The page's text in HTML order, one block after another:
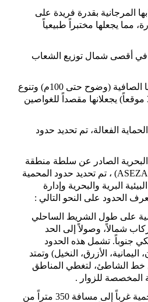
المرجانية بقدرة فريدة على
مما يجعلها مختبراً طبيعياً
في أقصى شمال توزيع الشعاب
منتج غوص عالمي: مياهها الصافية (وضوح حتى 100م) وتنوع
مواقع الغوص (أكثر من 30 موقعاً) يجعلانها مقصداً للغواصين
الفعالة، تم تحديد حدود
البحرية الصادر عن سلطة منطقة
، تم تحديد حدود المحمية
البرية والبحرية وإدارة
الحدود على النحو التالي :
على طول الشريط الساحلي
شمالاً، وصولاً إلى الحد
جنوباً. تشمل هذه الحدود
الأزرق، النخيل) وتمتد
من خط الشاطئ، لتغطي المناطق
المخصصة للزوار .
الحدود البحرية: تمتد المحمية غرباً إلى مسافة 350 متراً من